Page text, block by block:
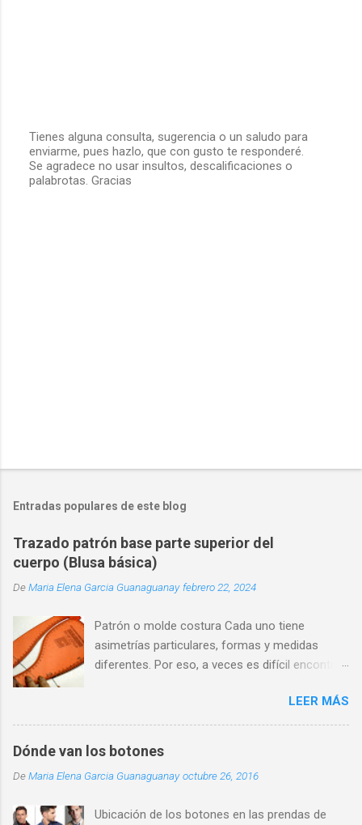
P
u
b
Tienes alguna consulta, sugerencia o un saludo para
enviarme, pues hazlo, que con gusto te responderé.
Se agradece no usar insultos, descalificaciones o
palabrotas. Gracias
Entradas populares de este blog
Trazado patrón base parte superior del
cuerpo (Blusa básica)
DeMaria Elena Garcia Guanaguanay febrero 22, 2024
Patrón o molde costura Cada uno tiene
asimetrías particulares, formas y medidas
diferentes. Por eso, a veces es difícil encontrar
nuestra silueta y que nos haga sentir cómodos
y seguros.
LEER MÁS
Dónde van los botones
DeMaria Elena Garcia Guanaguanay octubre 26, 2016
Ubicación de los botones en las prendas de